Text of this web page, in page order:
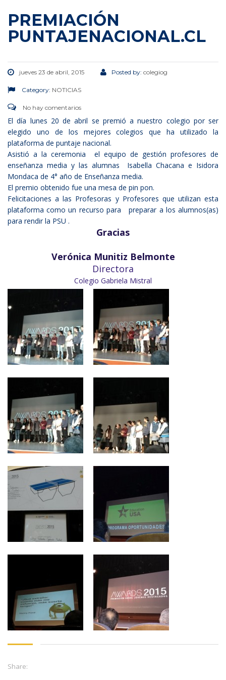
PREMIACIÓN
PUNTAJENACIONAL.CL
jueves 23 de abril, 2015 Posted by: colegiog
Category: NOTICIAS
No hay comentarios
El día lunes 20 de abril se premió a nuestro colegio por ser
elegido uno de los mejores colegios que ha utilizado la
plataforma de puntaje nacional.
Asistió a la ceremonia el equipo de gestión profesores de
enseñanza media y las alumnas Isabella Chacana e Isidora
Mondaca de 4° año de Enseñanza media.
El premio obtenido fue una mesa de pin pon.
Felicitaciones a las Profesoras y Profesores que utilizan esta
plataforma como un recurso para preparar a los alumnos(as)
para rendir la PSU .
Gracias
Verónica Munitiz Belmonte
Directora
Colegio Gabriela Mistral
Share: